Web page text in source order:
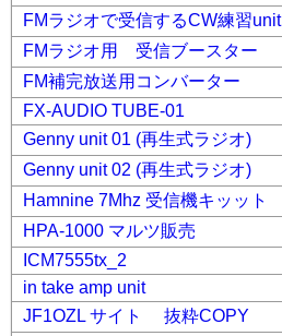
FMラジオで受信するCW練習unit
FMラジオ用 受信ブースター
FM補完放送用コンバーター
FX-AUDIO TUBE-01
Genny unit 01 (再生式ラジオ)
Genny unit 02 (再生式ラジオ)
Hamnine 7Mhz 受信機キッット
HPA-1000 マルツ販売
ICM7555tx_2
in take amp unit
JF1OZL サイト 抜粋COPY